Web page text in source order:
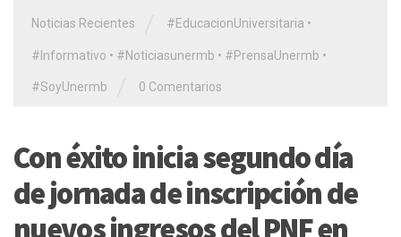
Noticias Recientes #EducacionUniversitaria •
#Informativo • #Noticiasunermb • #PrensaUnermb •
#SoyUnermb 0 Comentarios
Con éxito inicia segundo día
de jornada de inscripción de
nuevos ingresos del PNF en